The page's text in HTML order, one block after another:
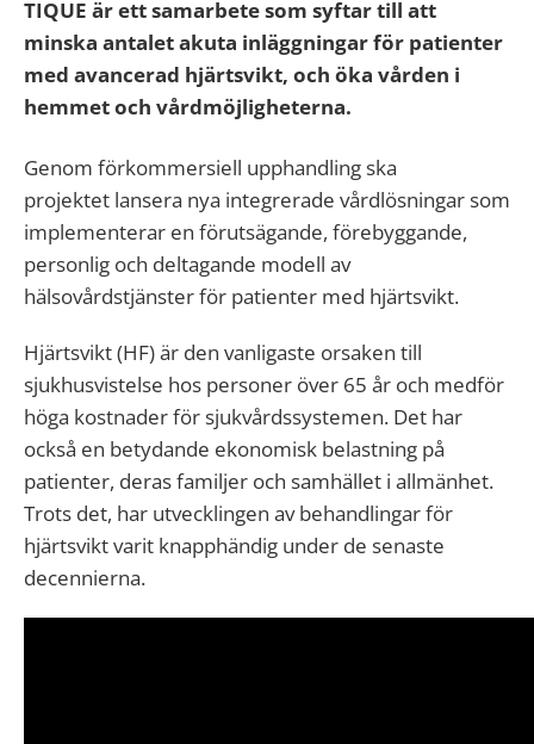
TIQUE är ett samarbete som syftar till att
minska antalet akuta inläggningar för patienter
med avancerad hjärtsvikt, och öka vården i
hemmet och vårdmöjligheterna.
Genom förkommersiell upphandling ska
projektet lansera nya integrerade vårdlösningar som
implementerar en förutsägande, förebyggande,
personlig och deltagande modell av
hälsovårdstjänster för patienter med hjärtsvikt.
Hjärtsvikt (HF) är den vanligaste orsaken till
sjukhusvistelse hos personer över 65 år och medför
höga kostnader för sjukvårdssystemen. Det har
också en betydande ekonomisk belastning på
patienter, deras familjer och samhället i allmänhet.
Trots det, har utvecklingen av behandlingar för
hjärtsvikt varit knapphändig under de senaste
decennierna.